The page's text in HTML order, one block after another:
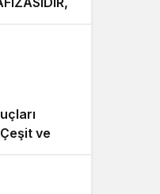
Çeşit ve